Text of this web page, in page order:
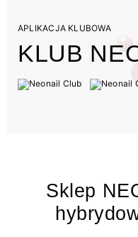
APLIKACJA KLUBOWA
KLUB
Sklep